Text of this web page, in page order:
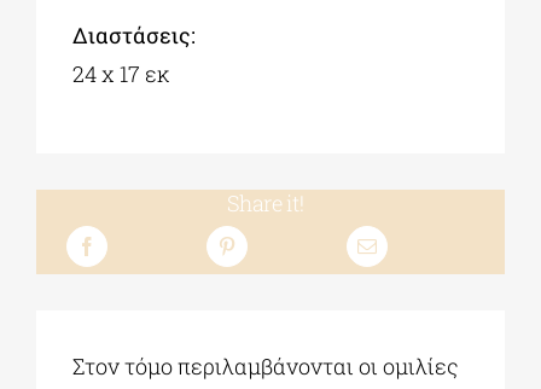
Διαστάσεις:
24 x 17 εκ
Share it!
Στον τόμο περιλαμβάνονται οι ομιλίες